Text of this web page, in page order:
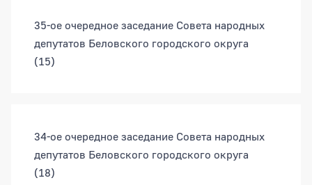
35-ое очередное заседание Совета народных
депутатов Беловского городского округа
(15)
34-ое очередное заседание Совета народных
депутатов Беловского городского округа
(18)